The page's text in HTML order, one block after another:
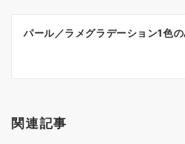
パール／ラメグラデーション1色
関連記事